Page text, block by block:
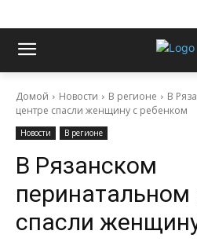
Домой Новости В регионе
В
центре спасли женщину с ребенком
Новости В регионе
В Рязанском
перинатальном
спасли